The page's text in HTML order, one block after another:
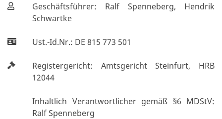
Geschäftsführer: Ralf Spenneberg, Hendrik
Schwartke
Ust.-Id.Nr.: DE 815 773 501
Registergericht: Amtsgericht Steinfurt, HRB
12044
Inhaltlich Verantwortlicher gemäß §6 MDStV:
Ralf Spenneberg